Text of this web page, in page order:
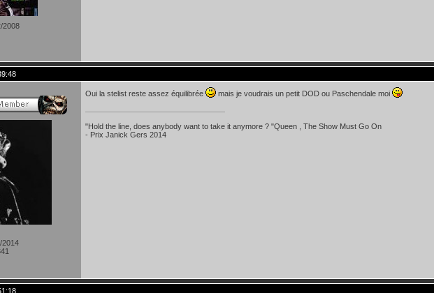
2008
2014
Oui la stelist reste assez équilibrée mais je voudrais un petit DOD ou Paschendale moi
"Hold the line, does anybody want to take it anymore ? "Queen , The Show Must Go On
- Prix Janick Gers 2014